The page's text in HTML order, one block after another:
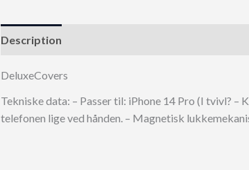
Description
DeluxeCovers
Tekniske data: – Passer til: iPhone 14 Pro (I tvivl?
telefonen lige ved hånden. – Magnetisk